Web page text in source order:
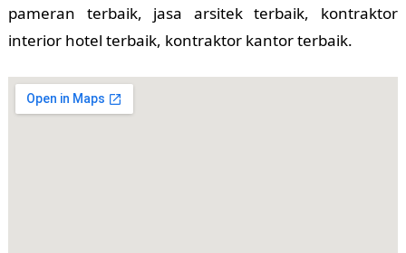
pameran terbaik, jasa arsitek terbaik, kontraktor
interior hotel terbaik, kontraktor kantor terbaik.